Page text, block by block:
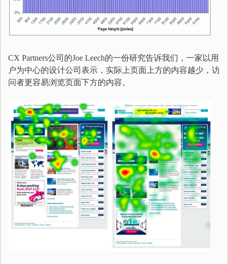
CX Partners公司的Joe Leech的一份研究告诉我们，一家以用
户为中心的设计公司表示，实际上页面上方的内容越少，访
问者更容易浏览页面下方的内容。